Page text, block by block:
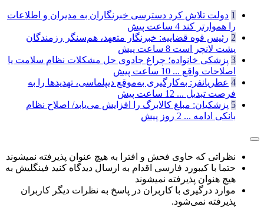
1 دولت تلاش کرد دسترسی خبرنگاران به مدیران و اطلاعات
را هموارتر کند 4 ساعت پیش
2 رئیس قوه قضاییه: خبرنگار متعهد، هم‌سنگر رزمندگان
پشت لانچر است 8 ساعت پیش
3 پزشکی خانواده؛ چراغ جادوی حل مشکلات نظام سلامت یا
اصلاحات واقع ... 10 ساعت پیش
4 عطریانفر: به‌کارگیری به‌موقع دیپلماسی، تهدیدها را به
فرصت تبدیل ... 12 ساعت پیش
5 پزشکیان: مبلغ کالابرگ را افزایش می‌یابد/ اصلاح نظام
بانکی ادامه ... 2 روز پیش
نظراتی که حاوی فحش و افترا به هیچ عنوان پذیرفته نمیشوند
حتما با کیبورد فارسی اقدام به ارسال دیدگاه کنید فینگلیش به
هیچ هنوان پذیرفته نمیشوند
موارد درگیری با کاربران در پاسخ به نظرات دیگر کاربران
پذیرفته نمی‌شود.